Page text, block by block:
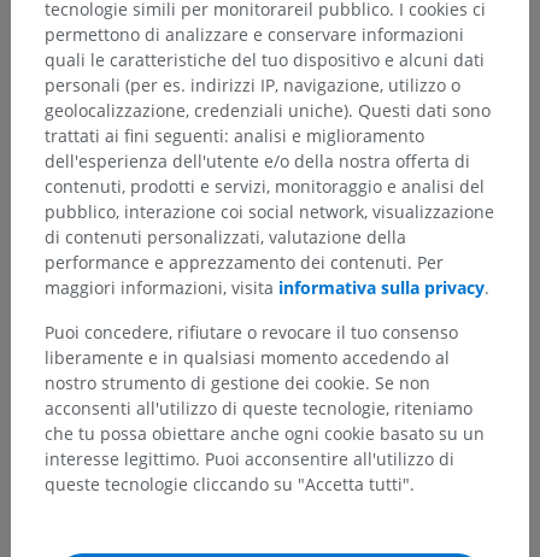
tecnologie simili per monitorareil pubblico. I cookies ci
permettono di analizzare e conservare informazioni
quali le caratteristiche del tuo dispositivo e alcuni dati
personali (per es. indirizzi IP, navigazione, utilizzo o
geolocalizzazione, credenziali uniche). Questi dati sono
trattati ai fini seguenti: analisi e miglioramento
dell'esperienza dell'utente e/o della nostra offerta di
contenuti, prodotti e servizi, monitoraggio e analisi del
pubblico, interazione coi social network, visualizzazione
di contenuti personalizzati, valutazione della
performance e apprezzamento dei contenuti. Per
maggiori informazioni, visita informativa sulla privacy.
Puoi concedere, rifiutare o revocare il tuo consenso
liberamente e in qualsiasi momento accedendo al
nostro strumento di gestione dei cookie. Se non
acconsenti all'utilizzo di queste tecnologie, riteniamo
che tu possa obiettare anche ogni cookie basato su un
interesse legittimo. Puoi acconsentire all'utilizzo di
queste tecnologie cliccando su "Accetta tutti".